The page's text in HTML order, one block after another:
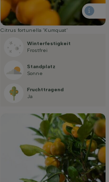
Citrus fortunella 'Kumquat'
Winterfestigkeit
Frostfrei
Standplatz
Sonne
Fruchttragend
Ja